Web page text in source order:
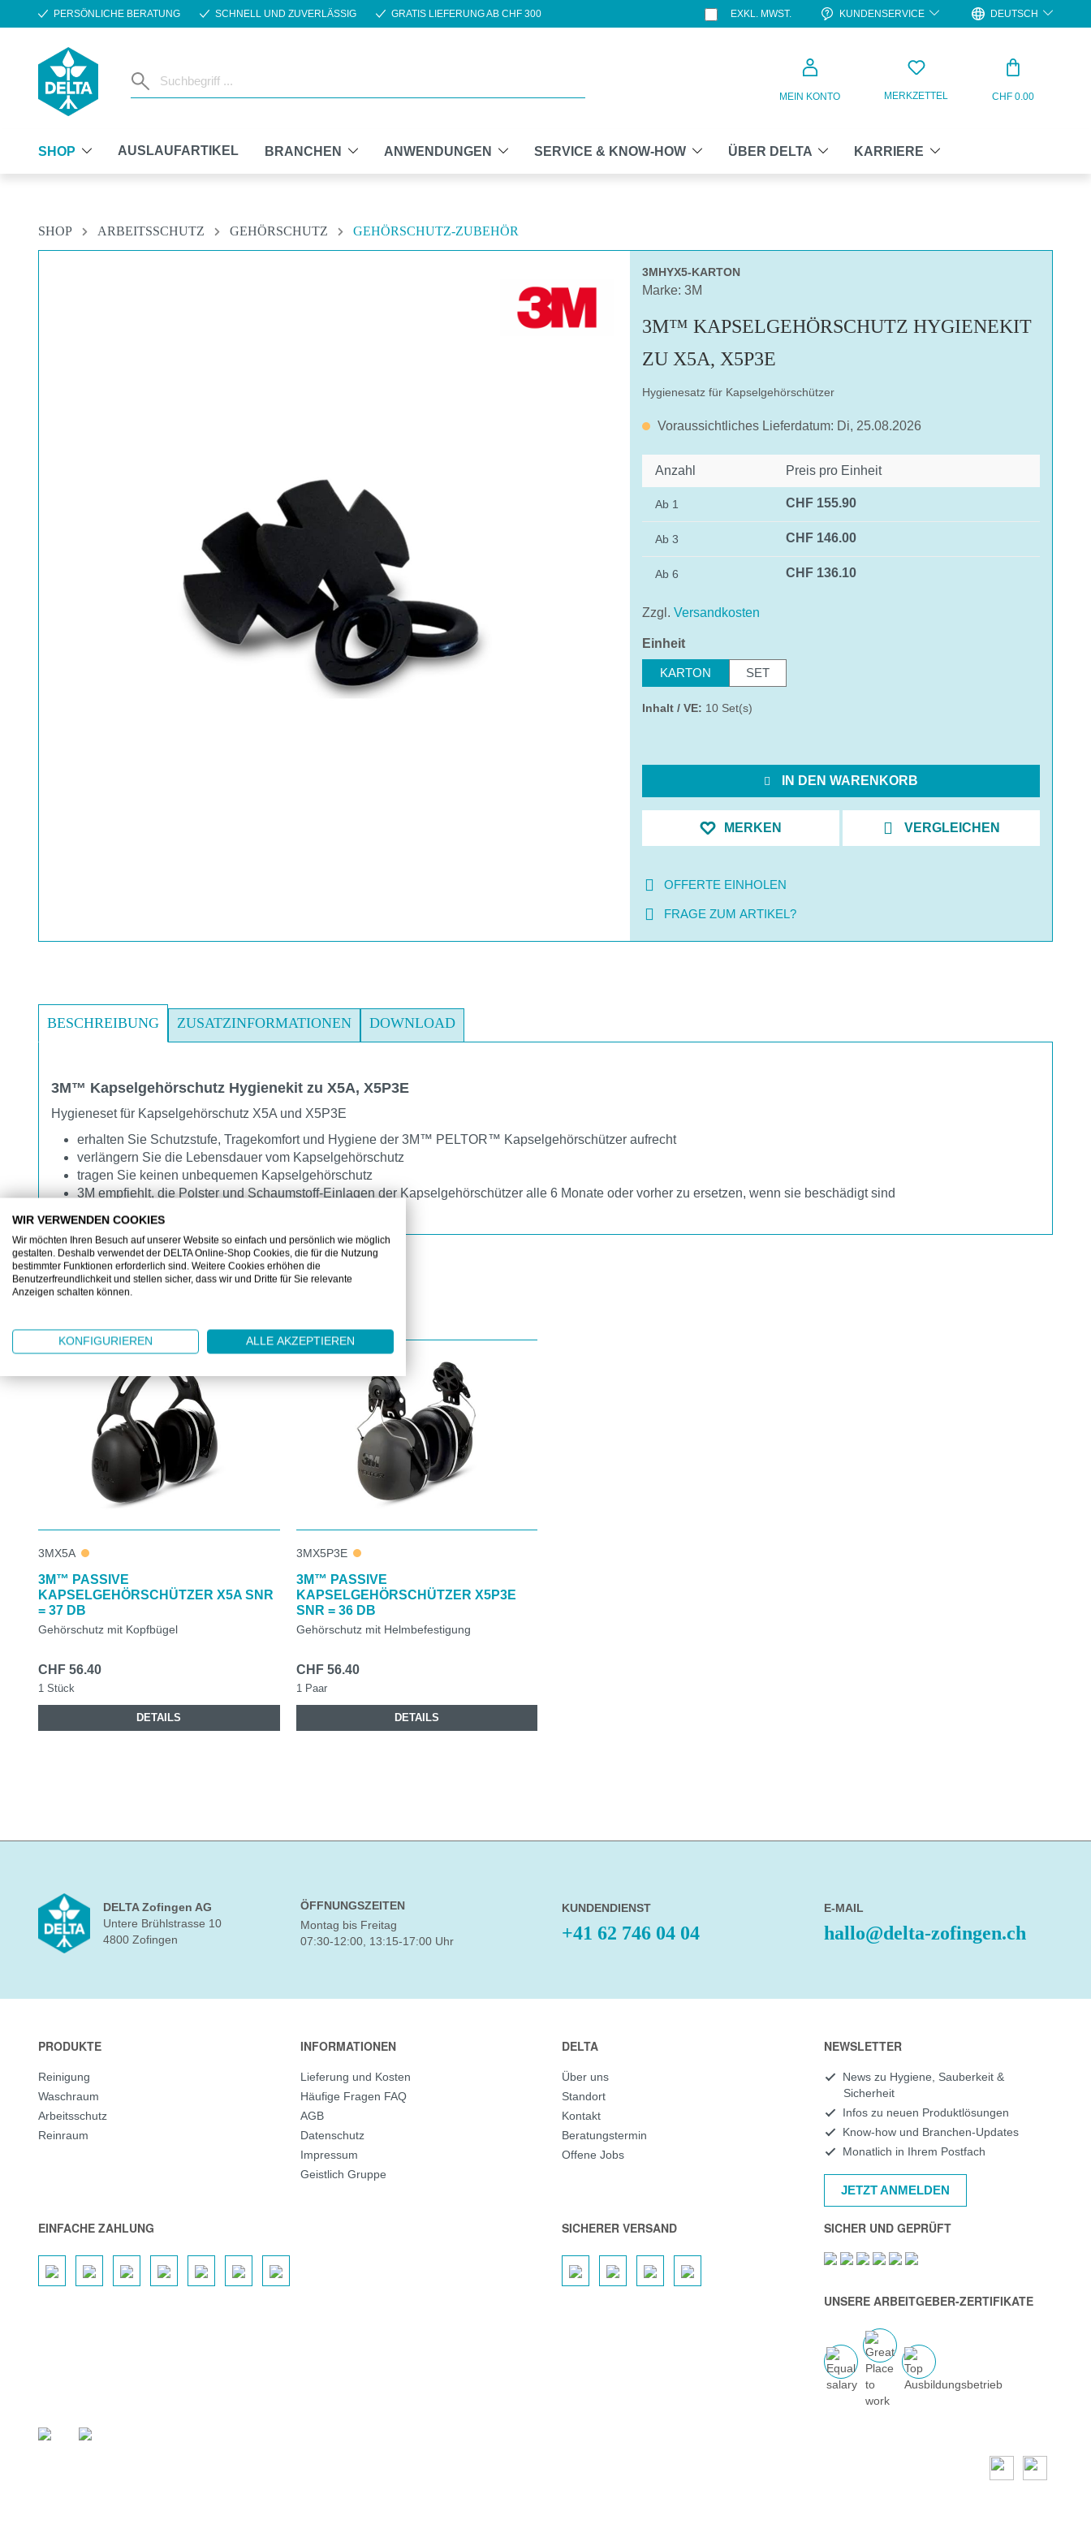
Hauptinhalt springen
Zur Suche springen
Zur Hauptnavigation springen
PERSÖNLICHE BERATUNG SCHNELL UND ZUVERLÄSSIG GRATIS LIEFERUNG AB CHF 300 EXKL. MWST. KUNDENSERVICE DEUTSCH
MEIN KONTO MERKZETTEL CHF 0.00
SHOP AUSLAUFARTIKEL BRANCHEN ANWENDUNGEN SERVICE & KNOW-HOW ÜBER DELTA KARRIERE
SHOP ARBEITSSCHUTZ GEHÖRSCHUTZ
GEHÖRSCHUTZ-ZUBEHÖR
3MHYX5-KARTON
Marke: 3M
3M™ KAPSELGEHÖRSCHUTZ HYGIENEKIT
ZU X5A, X5P3E
Hygienesatz für Kapselgehörschützer
Voraussichtliches Lieferdatum: Di, 25.08.2026
Anzahl Preis pro Einheit
Ab 1 CHF 155.90
Ab 3 CHF 146.00
Ab 6 CHF 136.10
Zzgl. Versandkosten
Einheitauswählen
KARTON SET
Inhalt / VE: 10 Set(s)
IN DEN WARENKORB
MERKEN VERGLEICHEN
OFFERTE EINHOLEN
FRAGE ZUM ARTIKEL?
BESCHREIBUNG ZUSATZINFORMATIONEN DOWNLOAD
3M™ Kapselgehörschutz Hygienekit zu X5A, X5P3E
Hygieneset für Kapselgehörschutz X5A und X5P3E
erhalten Sie Schutzstufe, Tragekomfort und Hygiene der 3M™ PELTOR™ Kapselgehörschützer aufrecht
verlängern Sie die Lebensdauer vom Kapselgehörschutz
tragen Sie keinen unbequemen Kapselgehörschutz
3M empfiehlt, die Polster und Schaumstoff-Einlagen der Kapselgehörschützer alle 6 Monate oder vorher zu ersetzen, wenn sie beschädigt sind
Produktgalerie überspringen
3MX5A
3M™ PASSIVE
KAPSELGEHÖRSCHÜTZER X5A SNR
= 37 DB
Gehörschutz mit Kopfbügel
CHF 56.40
1 Stück
DETAILS
3MX5P3E
3M™ PASSIVE
KAPSELGEHÖRSCHÜTZER X5P3E
SNR = 36 DB
Gehörschutz mit Helmbefestigung
CHF 56.40
1 Paar
DETAILS
DELTA Zofingen AG
Untere Brühlstrasse 10
4800 Zofingen
ÖFFNUNGSZEITEN
Montag bis Freitag
07:30-12:00, 13:15-17:00 Uhr
KUNDENDIENST
+41 62 746 04 04
E-MAIL
hallo@delta-zofingen.ch
PRODUKTE
Reinigung
Waschraum
Arbeitsschutz
Reinraum
INFORMATIONEN
Lieferung und Kosten
Häufige Fragen FAQ
AGB
Datenschutz
Impressum
Geistlich Gruppe
DELTA
Über uns
Standort
Kontakt
Beratungstermin
Offene Jobs
NEWSLETTER
News zu Hygiene, Sauberkeit &
Sicherheit
Infos zu neuen Produktlösungen
Know-how und Branchen-Updates
Monatlich in Ihrem Postfach
JETZT ANMELDEN
EINFACHE ZAHLUNG SICHERER VERSAND SICHER UND GEPRÜFT
UNSERE ARBEITGEBER-ZERTIFIKATE
WIR VERWENDEN COOKIES
Wir möchten Ihren Besuch auf unserer Website so einfach und persönlich wie möglich
gestalten. Deshalb verwendet der DELTA Online-Shop Cookies, die für die Nutzung
bestimmter Funktionen erforderlich sind. Weitere Cookies erhöhen die
Benutzerfreundlichkeit und stellen sicher, dass wir und Dritte für Sie relevante
Anzeigen schalten können.
KONFIGURIEREN ALLE AKZEPTIEREN